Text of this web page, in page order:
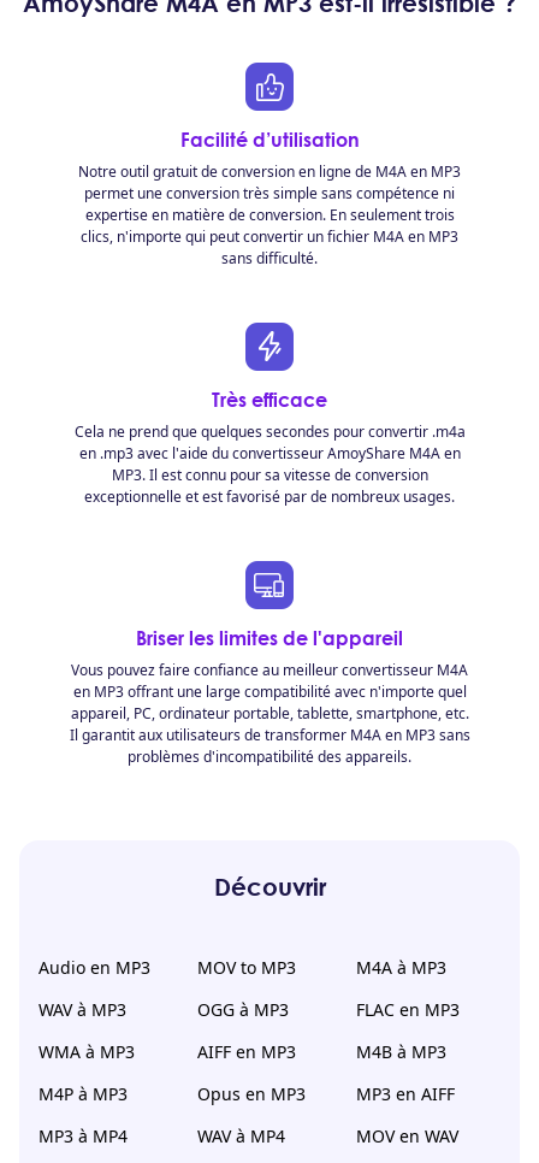
Facilité d’utilisation
Notre outil gratuit de conversion en ligne de M4A en MP3
permet une conversion très simple sans compétence ni
expertise en matière de conversion. En seulement trois
clics, n'importe qui peut convertir un fichier M4A en MP3
sans difficulté.
Très efficace
Cela ne prend que quelques secondes pour convertir .m4a
en .mp3 avec l'aide du convertisseur AmoyShare M4A en
MP3. Il est connu pour sa vitesse de conversion
exceptionnelle et est favorisé par de nombreux usages.
Briser les limites de l'appareil
Vous pouvez faire confiance au meilleur convertisseur M4A
en MP3 offrant une large compatibilité avec n'importe quel
appareil, PC, ordinateur portable, tablette, smartphone, etc.
Il garantit aux utilisateurs de transformer M4A en MP3 sans
problèmes d'incompatibilité des appareils.
Découvrir
Audio en MP3 MOV to MP3
M4A à MP3
WAV à MP3
OGG à MP3
FLAC en MP3
WMA à MP3
AIFF en MP3
M4B à MP3
M4P à MP3
Opus en MP3
MP3 en AIFF
MP3 à MP4
WAV à MP4
MOV en WAV